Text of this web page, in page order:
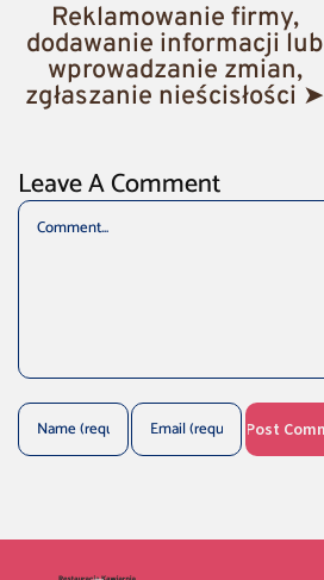
Reklamowanie firmy,
dodawanie informacji lub
wprowadzanie zmian,
zgłaszanie nieścisłości ➤
Leave A Comment
Comment